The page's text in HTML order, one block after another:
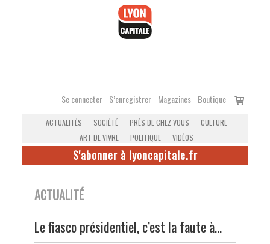
Se connecter S’enregistrer Magazines Boutique
Voir
ACTUALITÉS SOCIÉTÉ PRÈS DE CHEZ VOUS
CULTURE
ART DE VIVRE
POLITIQUE VIDÉOS
S'abonner à lyoncapitale.fr
ACTUALITÉ
Le fiasco présidentiel, c’est la faute à…